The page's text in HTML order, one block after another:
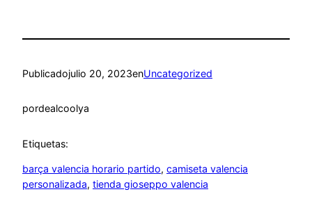
Publicadojulio 20, 2023enUncategorized
pordealcoolya
Etiquetas:
barça valencia horario partido, camiseta valencia
personalizada, tienda gioseppo valencia